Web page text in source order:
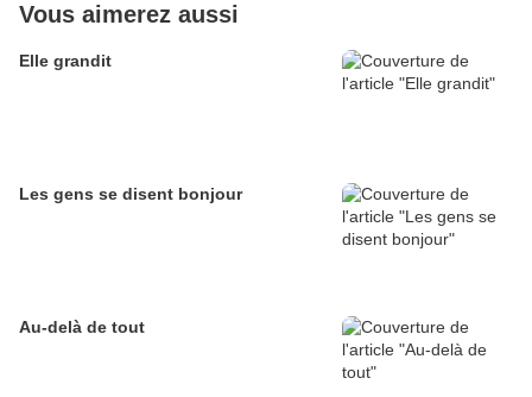
Vous aimerez aussi
Elle grandit
Les gens se disent bonjour
Au-delà de tout